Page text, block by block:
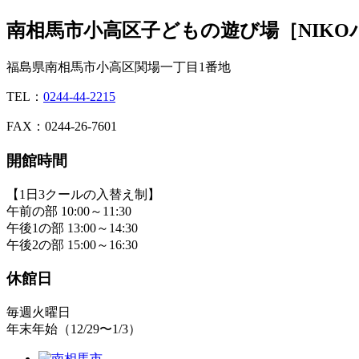
南相馬市小高区子どもの遊び場［NIKO
福島県南相馬市小高区関場一丁目1番地
TEL： 0244-44-2215
FAX：0244-26-7601
開館時間
【1日3クールの入替え制】
午前の部 10:00～11:30
午後1の部 13:00～14:30
午後2の部 15:00～16:30
休館日
毎週火曜日
年末年始（12/29〜1/3）